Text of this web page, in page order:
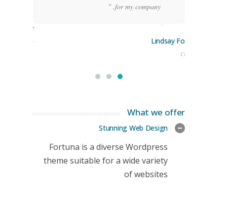
for my company. "
Lindsay Ford
CEO
Stoner
Manager
What we offer
Stunning Web Design
Fortuna is a diverse Wordpress
theme suitable for a wide variety
of websites